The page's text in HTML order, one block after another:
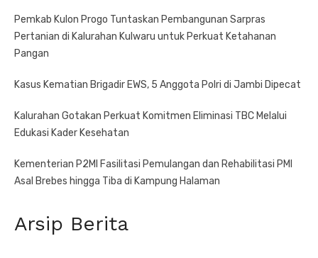
Pemkab Kulon Progo Tuntaskan Pembangunan Sarpras
Pertanian di Kalurahan Kulwaru untuk Perkuat Ketahanan
Pangan
Kasus Kematian Brigadir EWS, 5 Anggota Polri di Jambi Dipecat
Kalurahan Gotakan Perkuat Komitmen Eliminasi TBC Melalui
Edukasi Kader Kesehatan
Kementerian P2MI Fasilitasi Pemulangan dan Rehabilitasi PMI
Asal Brebes hingga Tiba di Kampung Halaman
Arsip Berita